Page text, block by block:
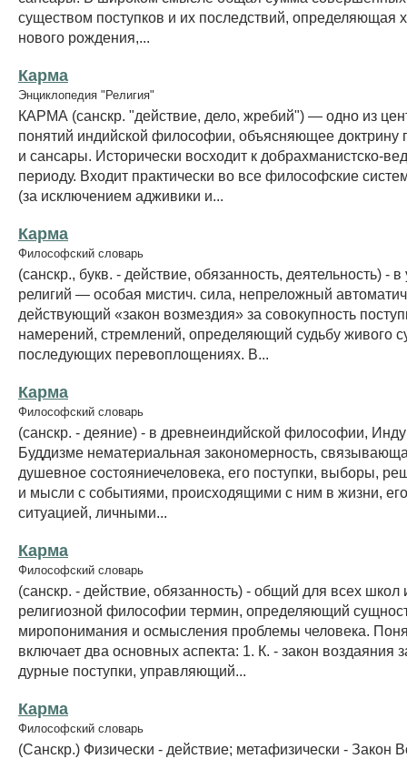
существом поступков и их последствий, определяющая
нового рождения,...
Карма
Энциклопедия "Религия"
КАРМА (санскр. "действие, дело, жребий") — одно из
понятий индийской философии, объясняющее доктрину
и сансары. Исторически восходит к добрахманистско-
периоду. Входит практически во все философские
(за исключением адживики и...
Карма
Философский словарь
(санскр., букв. - действие, обязанность, деятельность) -
религий — особая мистич. сила, непреложный
действующий «закон возмездия» за совокупность
намерений, стремлений, определяющий судьбу живого
последующих перевоплощениях. В...
Карма
Философский словарь
(санскр. - деяние) - в древнеиндийской философии,
Буддизме нематериальная закономерность,
душевное состояниечеловека, его поступки, выборы,
и мысли с событиями, происходящими с ним в жизни,
ситуацией, личными...
Карма
Философский словарь
(санскр. - действие, обязанность) - общий для всех школ
религиозной философии термин, определяющий
миропонимания и осмысления проблемы человека.
включает два основных аспекта: 1. К. - закон воздаяния
дурные поступки, управляющий...
Карма
Философский словарь
(Санскр.) Физически - действие; метафизически - Закон